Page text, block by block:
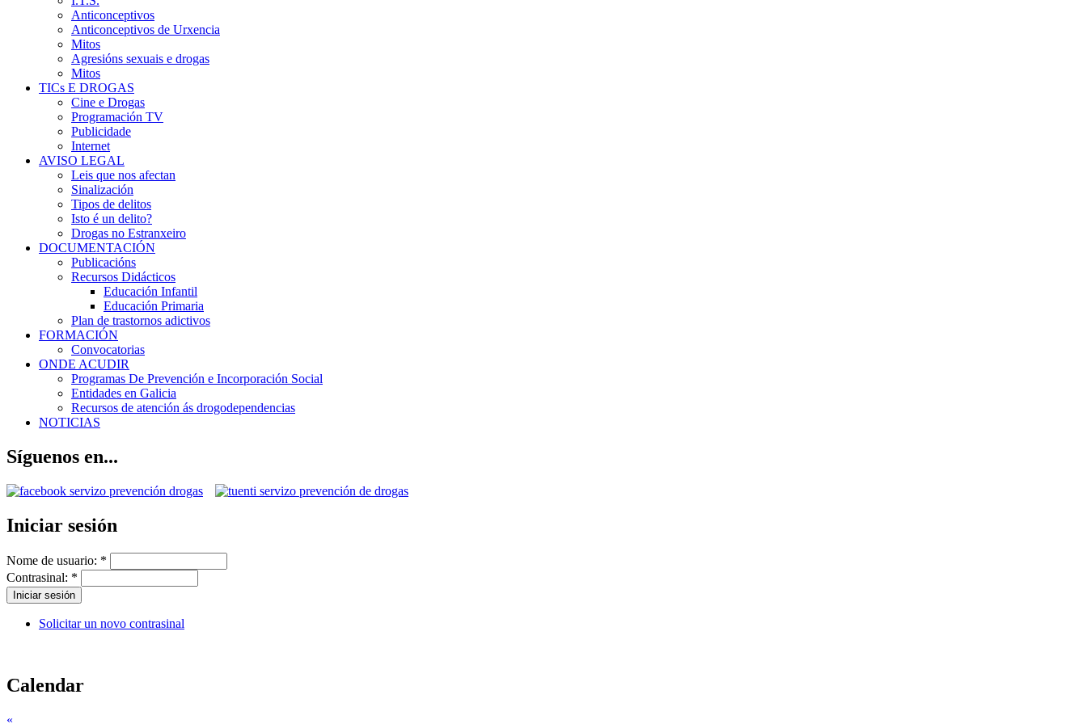
Anticonceptivos
Anticonceptivos de Urxencia
Mitos
Agresións sexuais e drogas
Mitos
TICs E DROGAS
Cine e Drogas
Programación TV
Publicidade
Internet
AVISO LEGAL
Leis que nos afectan
Sinalización
Tipos de delitos
Isto é un delito?
Drogas no Estranxeiro
DOCUMENTACIÓN
Publicacións
Recursos Didácticos
Educación Infantil
Educación Primaria
Plan de trastornos adictivos
FORMACIÓN
Convocatorias
ONDE ACUDIR
Programas De Prevención e Incorporación Social
Entidades en Galicia
Recursos de atención ás drogodependencias
NOTICIAS
Síguenos en...
Iniciar sesión
Nome de usuario: *
Contrasinal: *
Solicitar un novo contrasinal
Calendar
«